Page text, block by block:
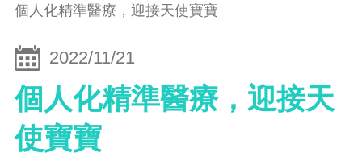
個人化精準醫療，迎接天使寶寶
2022/11/21
個人化精準醫療，迎接天
使寶寶